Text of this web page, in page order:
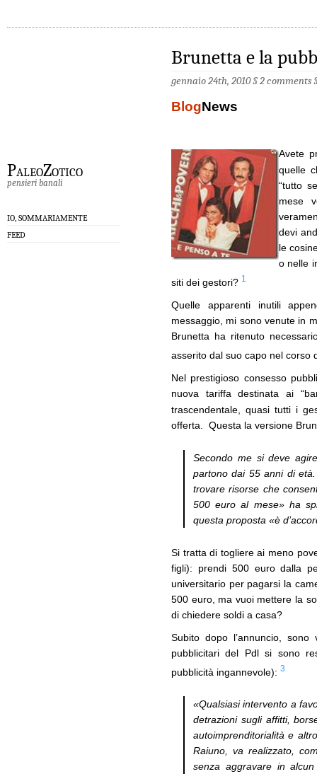
PaleoZotico
pensieri banali
IO, SOMMARIAMENTE
FEED
Brunetta e la
gennaio 24th, 2010 §2 comments
BlogNews
Avete
quelle
“tutto
mese
devi
le
o nelle
siti dei gestori? 1
Quelle apparenti inutili
messaggio, mi sono venute in
Brunetta ha ritenuto
asserito dal suo capo nel corso
Nel prestigioso consesso
nuova tariffa destinata ai
trascendentale, quasi tutti i
offerta. Questa la versione
Secondo me si deve
partono dai 55 anni di
trovare risorse che
500 euro al mese» ha
questa proposta «è
Si tratta di togliere ai meno
figli): prendi 500 euro dalla
universitario per pagarsi la
500 euro, ma vuoi mettere la
di chiedere soldi a casa?
Subito dopo l’annuncio,
pubblicitari del Pdl si sono
pubblicità ingannevole): 3
«Qualsiasi intervento a
detrazioni sugli affitti,
autoimprenditorialità e
Raiuno, va realizzato,
senza aggravare in